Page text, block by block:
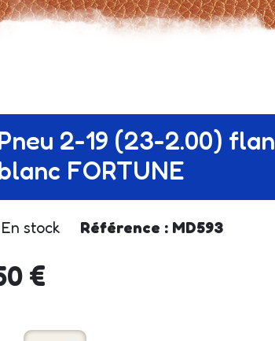
2-19 (23-2.00) flan
FORTUNE
En stock Référence : MD593
€